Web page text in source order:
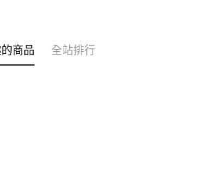
商品 全站排行